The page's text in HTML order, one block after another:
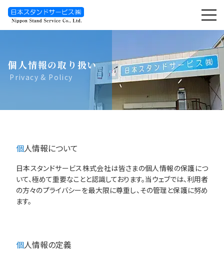
個人情報の取り扱い
Privacy & Policy
個人情報について
日本スタンドサービス株式会社は皆さまの個人情報の保護につ
いて、極めて重要なことと認識しております。当ウェブでは、利用者
の方々のプライバシーを最大限に尊重し、その管理と保護に努め
ます。
個人情報の定義